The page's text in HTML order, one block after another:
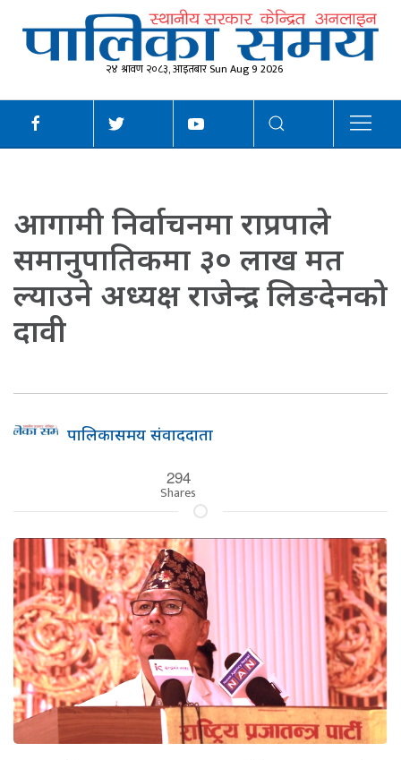
२४ श्रावण २०८३, आइतबार Sun Aug 9 2026
आगामी निर्वाचनमा राप्रपाले
समानुपातिकमा ३० लाख मत
ल्याउने अध्यक्ष राजेन्द्र लिङदेनको
दावी
पालिकासमय संवाददाता
294
Shares